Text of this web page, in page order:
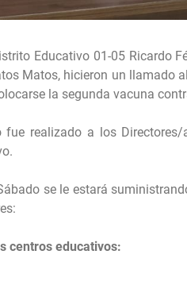
Educativo 01-05 Ricardo
Matos, hicieron un llamado
la segunda vacuna
realizado a los Directores/
se le estará
centros educativos: